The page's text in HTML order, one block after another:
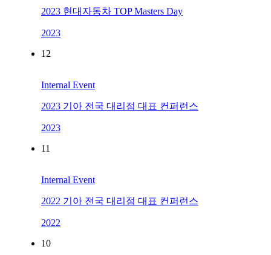
2023 현대자동차 TOP Masters Day
2023
12
Internal Event
2023 기아 전국 대리점 대표 컨퍼런스
2023
11
Internal Event
2022 기아 전국 대리점 대표 컨퍼런스
2022
10